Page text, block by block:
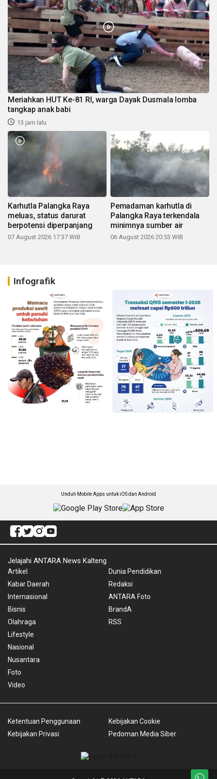
Meriahkan HUT Ke-81 RI, warga Dayak Dusmala lomba
tangkap anak babi
13 jam lalu
Karhutla Palangka Raya
meluas, status darurat
berpotensi diperpanjang
07 August 2026 17:37 WIB
Pemadaman karhutla di
Palangka Raya terkendala
minimnya sumber air
06 August 2026 20:53 WIB
Infografik
Unduh Mobile Apps untuk iOS dan Android
Jelajahi ANTARA News Kalteng
Artikel
Kabar Daerah
Internasional
Bisnis
Olahraga
Lifestyle
Nasional
Nusantara
Foto
Video
Dunia Pendidikan
Redaksi
ANTARA Foto
BrandA
RSS
Ketentuan Penggunaan
Kebijakan Privasi
Kebijakan Cookie
Pedoman Media Siber